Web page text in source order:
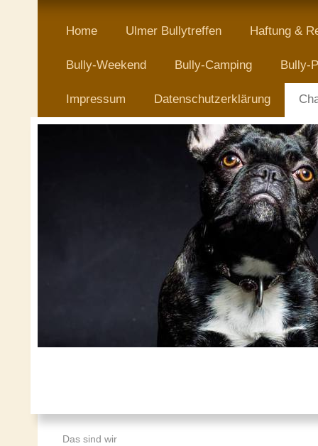
Home Ulmer Bullytreffen Haftung &
Bully-Weekend Bully-Camping Bully-
Impressum Datenschutzerklärung
Das sind wir